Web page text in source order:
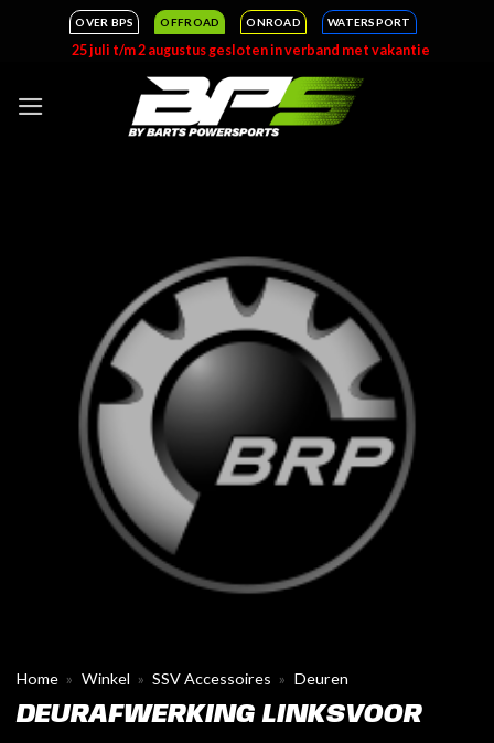
OVER BPS OFFROAD ONROAD WATERSPORT
25 juli t/m 2 augustus gesloten in verband met vakantie
Home » Winkel » SSV Accessoires » Deuren
DEURAFWERKING LINKSVOOR